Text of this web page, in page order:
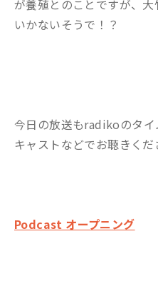
が養殖とのことですが、
いかないそうで！？
今日の放送もradikoのタ
キャストなどでお聴きくだ
Podcast オープニング